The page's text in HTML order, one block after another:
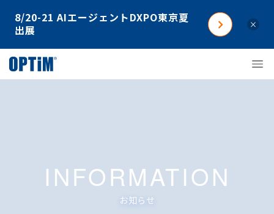
8/20-21 AIエージェントDXPO東京夏
出展
×
INFORMATION
お知らせ